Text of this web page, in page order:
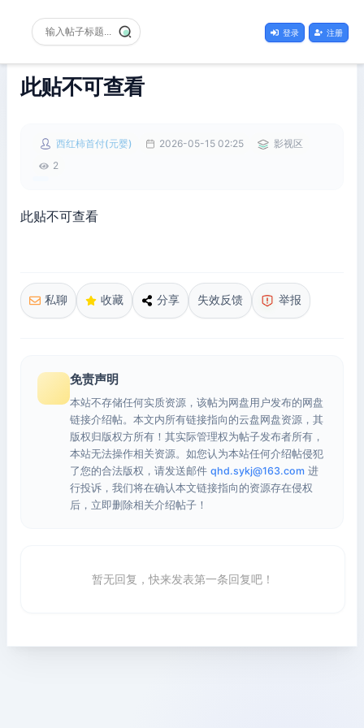
登录 注册
此贴不可查看
西红柿首付(元婴) 2026-05-15 02:25
影视区
2
此贴不可查看
私聊 收藏 分享 失效反馈 举报
免责声明
本站不存储任何实质资源，该帖为网盘用户发布的网盘
链接介绍帖。本文内所有链接指向的云盘网盘资源，其
版权归版权方所有！其实际管理权为帖子发布者所有，
本站无法操作相关资源。如您认为本站任何介绍帖侵犯
了您的合法版权，请发送邮件 qhd.sykj@163.com 进
行投诉，我们将在确认本文链接指向的资源存在侵权
后，立即删除相关介绍帖子！
暂无回复，快来发表第一条回复吧！